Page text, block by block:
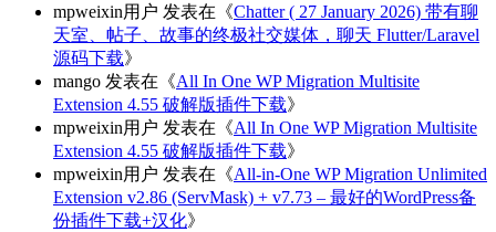
mpweixin用户 发表在《Chatter ( 27 January 2026) 带有聊
天室、帖子、故事的终极社交媒体，聊天 Flutter/Laravel
源码下载》
mango 发表在《All In One WP Migration Multisite
Extension 4.55 破解版插件下载》
mpweixin用户 发表在《All In One WP Migration Multisite
Extension 4.55 破解版插件下载》
mpweixin用户 发表在《All-in-One WP Migration Unlimited
Extension v2.86 (ServMask) + v7.73 – 最好的WordPress备
份插件下载+汉化》